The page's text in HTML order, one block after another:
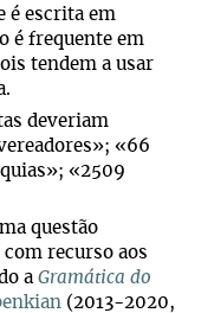
é escrita em
é frequente em
tendem a usar
deveriam
«66
«2509
questão
recurso aos
a Gramática do
(2013-2020,